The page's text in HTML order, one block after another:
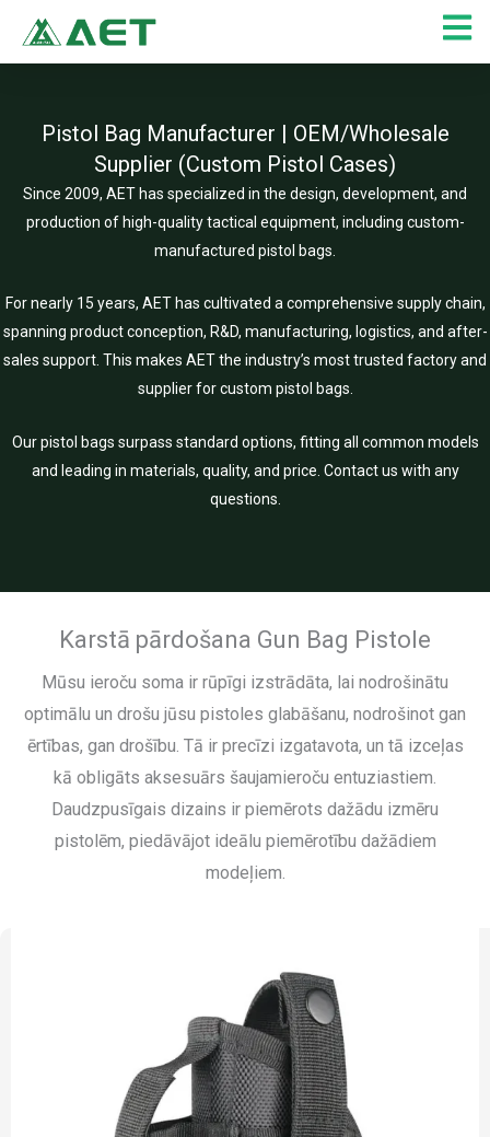
content
Pistol Bag Manufacturer | OEM/Wholesale
Supplier (Custom Pistol Cases)
Since 2009, AET has specialized in the design, development, and
production of high-quality tactical equipment, including custom-
manufactured pistol bags.
For nearly 15 years, AET has cultivated a comprehensive supply chain,
spanning product conception, R&D, manufacturing, logistics, and after-
sales support. This makes AET the industry’s most trusted factory and
supplier for custom pistol bags.
Our pistol bags surpass standard options, fitting all common models
and leading in materials, quality, and price. Contact us with any
questions.
Karstā pārdošana Gun Bag Pistole
Mūsu ieroču soma ir rūpīgi izstrādāta, lai nodrošinātu
optimālu un drošu jūsu pistoles glabāšanu, nodrošinot gan
ērtības, gan drošību. Tā ir precīzi izgatavota, un tā izceļas
kā obligāts aksesuārs šaujamieroču entuziastiem.
Daudzpusīgais dizains ir piemērots dažādu izmēru
pistolēm, piedāvājot ideālu piemērotību dažādiem
modeļiem.